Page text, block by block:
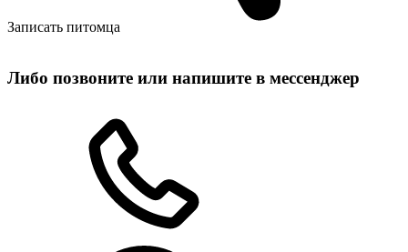
Записать питомца
Либо позвоните или напишите в мессенджер